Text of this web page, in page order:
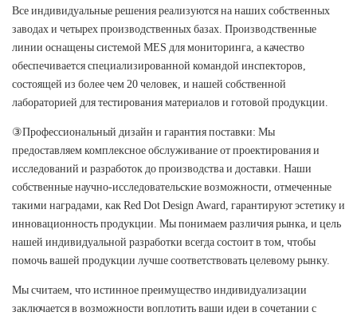
Все индивидуальные решения реализуются на наших собственных
заводах и четырех производственных базах. Производственные
линии оснащены системой MES для мониторинга, а качество
обеспечивается специализированной командой инспекторов,
состоящей из более чем 20 человек, и нашей собственной
лабораторией для тестирования материалов и готовой продукции.
③Профессиональный дизайн и гарантия поставки: Мы
предоставляем комплексное обслуживание от проектирования и
исследований и разработок до производства и доставки. Наши
собственные научно-исследовательские возможности, отмеченные
такими наградами, как Red Dot Design Award, гарантируют эстетику и
инновационность продукции. Мы понимаем различия рынка, и цель
нашей индивидуальной разработки всегда состоит в том, чтобы
помочь вашей продукции лучше соответствовать целевому рынку.
Мы считаем, что истинное преимущество индивидуализации
заключается в возможности воплотить ваши идеи в сочетании с